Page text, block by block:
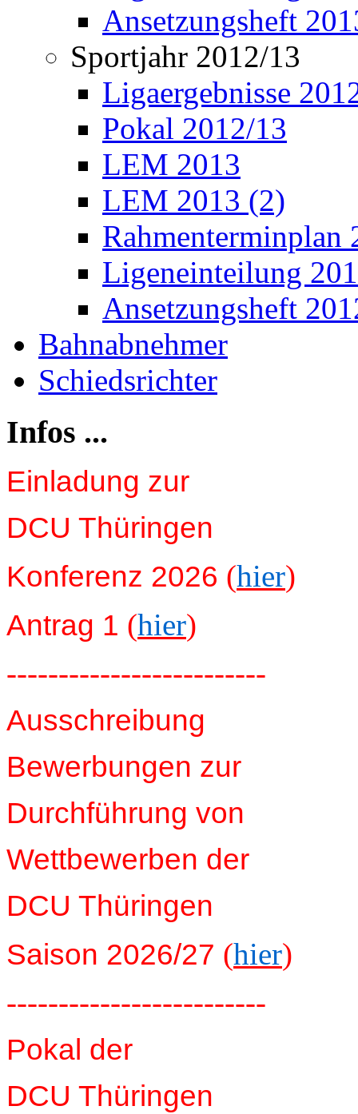
Ansetzungsheft
Sportjahr 2012/13
Ligaergebnisse
Pokal 2012/13
LEM 2013
LEM 2013 (2)
Rahmenterminplan
Ligeneinteilung
Ansetzungsheft
Bahnabnehmer
Schiedsrichter
Infos ...
Einladung zur
DCU Thüringen
Konferenz 2026 (hier)
Antrag 1 (hier)
-------------------------
Ausschreibung
Bewerbungen zur
Durchführung von
Wettbewerben der
DCU Thüringen
Saison 2026/27 (hier)
-------------------------
Pokal der
DCU Thüringen